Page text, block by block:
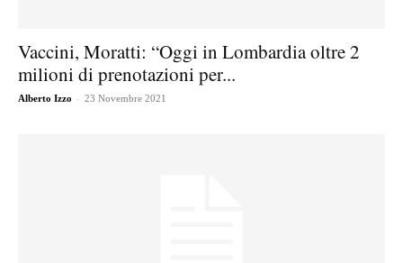
Vaccini, Moratti: “Oggi in Lombardia oltre 2
milioni di prenotazioni per...
Alberto Izzo - 23 Novembre 2021